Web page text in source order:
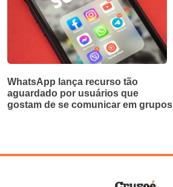
WhatsApp lança recurso tão
aguardado por usuários que
gostam de se comunicar em grupos